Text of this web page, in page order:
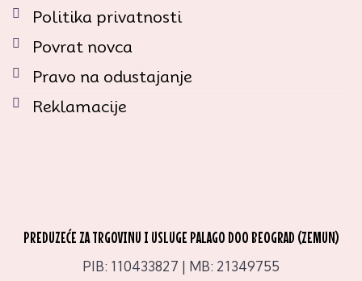
Politika privatnosti
Povrat novca
Pravo na odustajanje
Reklamacije
PREDUZEĆE ZA TRGOVINU I USLUGE PALAGO DOO BEOGRAD (ZEMUN)
PIB: 110433827 | MB: 21349755